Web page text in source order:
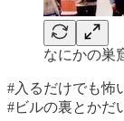
なにかの巣
#入るだけでも怖
#ビルの裏とかだ